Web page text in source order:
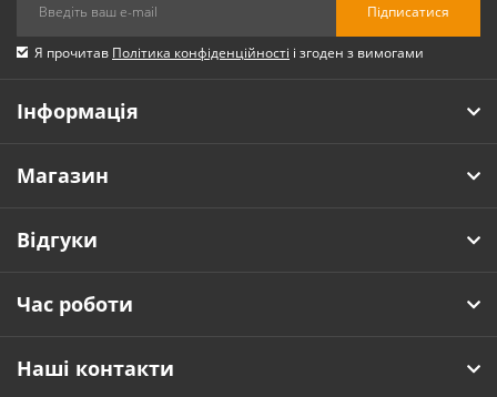
Підписатися
Я прочитав Політика конфіденційності і згоден з вимогами
Інформація
Магазин
Відгуки
Час роботи
Наші контакти